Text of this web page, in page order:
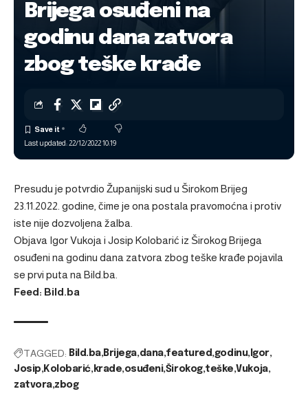
Brijega osuđeni na
godinu dana zatvora
zbog teške krađe
Last updated: 22/12/2022 10:19
Presudu je potvrdio Županijski sud u Širokom Brijeg
23.11.2022. godine, čime je ona postala pravomoćna i protiv
iste nije dozvoljena žalba.
Objava Igor Vukoja i Josip Kolobarić iz Širokog Brijega
osuđeni na godinu dana zatvora zbog teške krađe pojavila
se prvi puta na Bild.ba
Feed: Bild.ba
TAGGED: Bild.ba Brijega dana featured godinu Igor
Josip Kolobarić krade osuđeni Širokog teške Vukoja
zatvora zbog